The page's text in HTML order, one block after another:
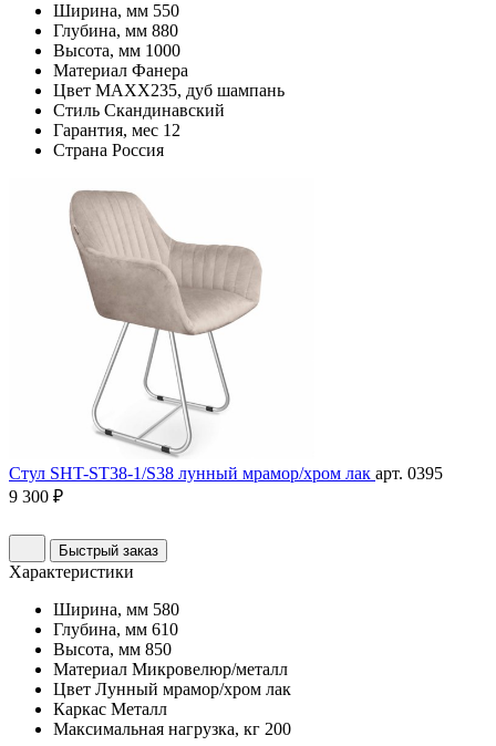
Ширина, мм 550
Глубина, мм 880
Высота, мм 1000
Материал Фанера
Цвет MAXX235, дуб шампань
Стиль Скандинавский
Гарантия, мес 12
Страна Россия
Стул SHT-ST38-1/S38 лунный мрамор/хром лак арт. 0395
9 300 ₽
Быстрый заказ
Характеристики
Ширина, мм 580
Глубина, мм 610
Высота, мм 850
Материал Микровелюр/металл
Цвет Лунный мрамор/хром лак
Каркас Металл
Максимальная нагрузка, кг 200